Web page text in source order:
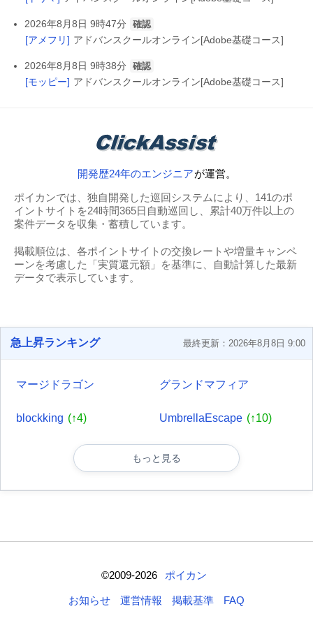
2026年8月8日 9時47分 確認
[アメフリ] アドバンスクールオンライン[Adobe基礎コース]
2026年8月8日 9時38分 確認
[モッピー] アドバンスクールオンライン[Adobe基礎コース]
開発歴24年のエンジニアが運営。
ポイカンでは、独自開発した巡回システムにより、141のポ
イントサイトを24時間365日自動巡回し、累計40万件以上の
案件データを収集・蓄積しています。
掲載順位は、各ポイントサイトの交換レートや増量キャンペ
ーンを考慮した「実質還元額」を基準に、自動計算した最新
データで表示しています。
急上昇ランキング 最終更新：2026年8月8日 9:00
マージドラゴン グランドマフィア
blockking (↑4) UmbrellaEscape (↑10)
もっと見る
©2009-2026 ポイカン
お知らせ 運営情報 掲載基準 FAQ